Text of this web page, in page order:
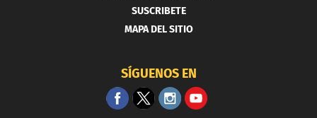
SUSCRIBETE
MAPA DEL SITIO
SÍGUENOS EN